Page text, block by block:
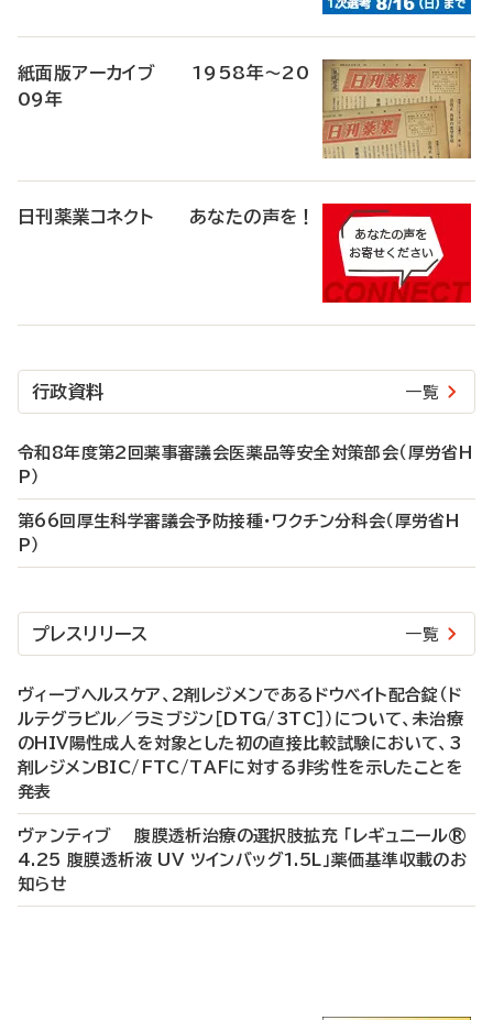
紙面版アーカイブ 1958年～20
09年
日刊薬業コネクト あなたの声を！
行政資料 一覧
令和8年度第2回薬事審議会医薬品等安全対策部会（厚労省H
P）
第66回厚生科学審議会予防接種・ワクチン分科会（厚労省H
P）
プレスリリース 一覧
ヴィーブヘルスケア、2剤レジメンであるドウベイト配合錠（ド
ルテグラビル／ラミブジン［DTG/3TC］）について、未治療
のHIV陽性成人を対象とした初の直接比較試験において、3
剤レジメンBIC/FTC/TAFに対する非劣性を示したことを
発表
ヴァンティブ 腹膜透析治療の選択肢拡充 「レギュニール®
4.25 腹膜透析液 UV ツインバッグ1.5L」薬価基準収載のお
知らせ